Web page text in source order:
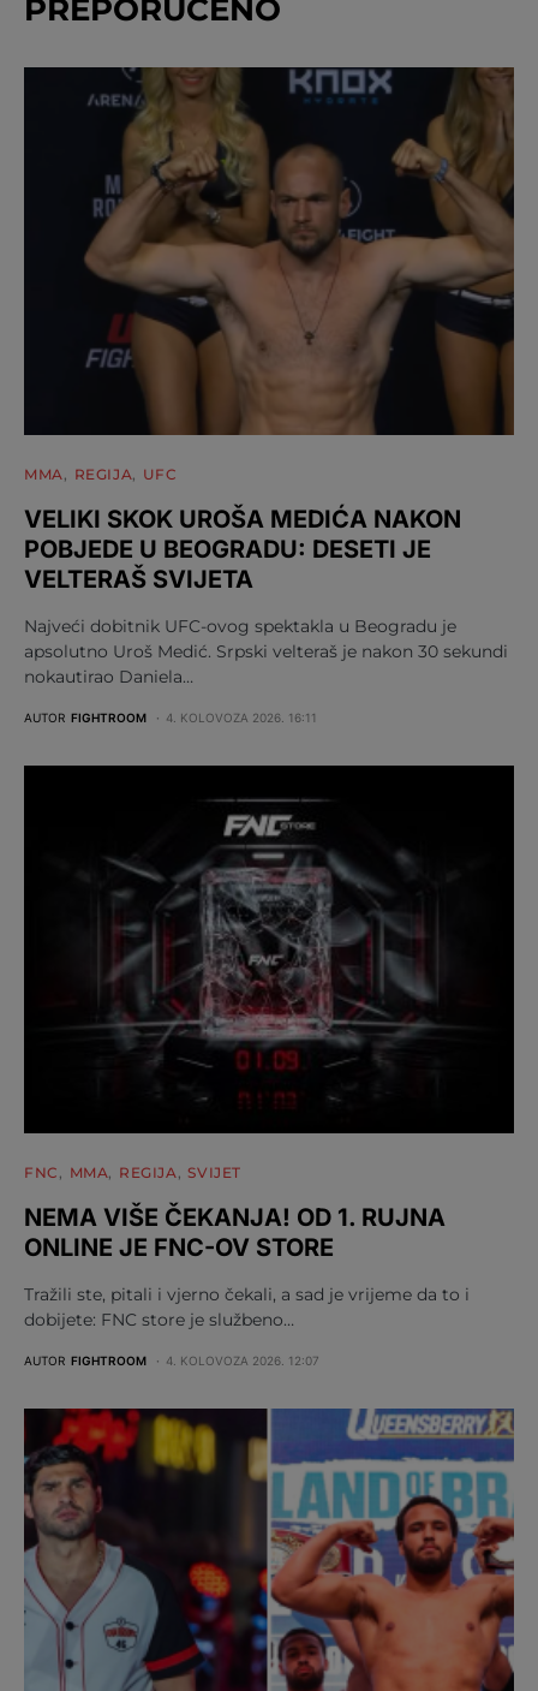
PREPORUČENO
MMA REGIJA UFC
VELIKI SKOK UROŠA MEDIĆA NAKON
POBJEDE U BEOGRADU: DESETI JE
VELTERAŠ SVIJETA
Najveći dobitnik UFC-ovog spektakla u Beogradu je
apsolutno Uroš Medić. Srpski velteraš je nakon 30 sekundi
nokautirao Daniela…
AUTOR FIGHTROOM 4. KOLOVOZA 2026. 16:11
FNC MMA REGIJA SVIJET
NEMA VIŠE ČEKANJA! OD 1. RUJNA
ONLINE JE FNC-OV STORE
Tražili ste, pitali i vjerno čekali, a sad je vrijeme da to i
dobijete: FNC store je službeno…
AUTOR FIGHTROOM 4. KOLOVOZA 2026. 12:07